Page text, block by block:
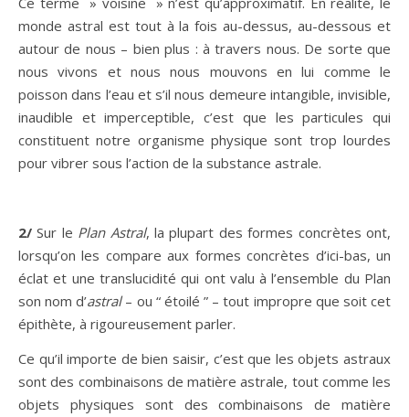
monde astral est tout à la fois au-dessus, au-dessous et
autour de nous – bien plus : à travers nous. De sorte que
nous vivons et nous nous mouvons en lui comme le
poisson dans l’eau et s’il nous demeure intangible, invisible,
inaudible et imperceptible, c’est que les particules qui
constituent notre organisme physique sont trop lourdes
pour vibrer sous l’action de la substance astrale.
2/ Sur le Plan Astral, la plupart des formes concrètes ont,
lorsqu’on les compare aux formes concrètes d’ici-bas, un
éclat et une translucidité qui ont valu à l’ensemble du Plan
son nom d’astral– ou “ étoilé ” – tout impropre que soit cet
épithète, à rigoureusement parler.
Ce qu’il importe de bien saisir, c’est que les objets astraux
sont des combinaisons de matière astrale, tout comme les
objets physiques sont des combinaisons de matière